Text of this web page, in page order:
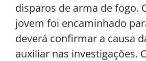
disparos de arma de fogo.
jovem foi encaminhado
deverá confirmar a causa
auxiliar nas investigações.